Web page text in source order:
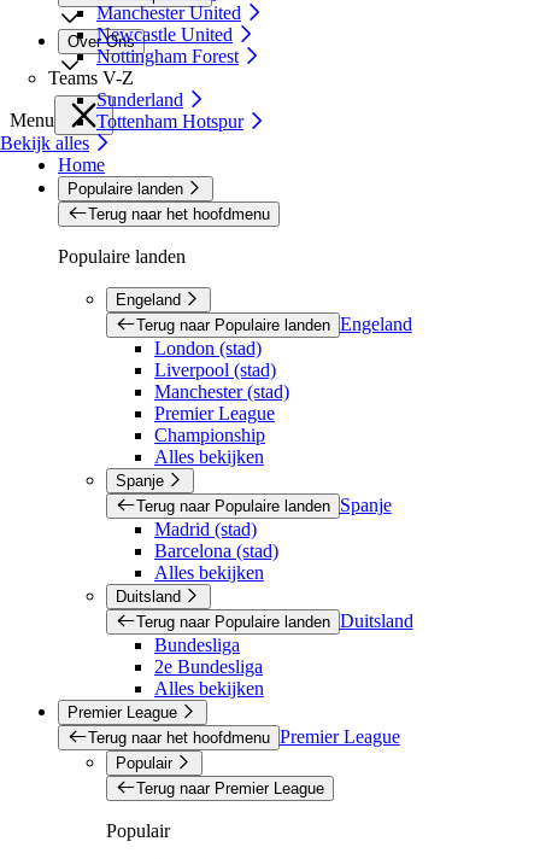
Manchester United
Newcastle United
Nottingham Forest
Teams V-Z
Sunderland
Tottenham Hotspur
Bekijk alles
Over Ons
Menu
Home
Populaire landen
Terug naar het hoofdmenu
Populaire landen
Engeland
Terug naar Populaire landen Engeland
London (stad)
Liverpool (stad)
Manchester (stad)
Premier League
Championship
Alles bekijken
Spanje
Terug naar Populaire landen
Spanje
Madrid (stad)
Barcelona (stad)
Alles bekijken
Duitsland
Terug naar Populaire landen Duitsland
Bundesliga
2e Bundesliga
Alles bekijken
Premier League
Terug naar het hoofdmenu Premier League
Populair
Terug naar Premier League
Populair